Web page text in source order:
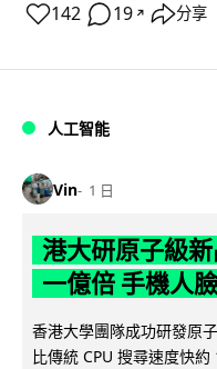
142 19 ↗ 分享
人工智能
Vin 1 日
港大研原子級
一億倍 手機人
香港大學團隊成功研發原
比傳統 CPU 搜尋速度快